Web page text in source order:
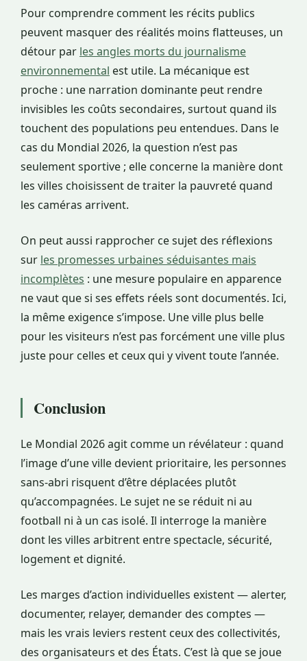
Pour comprendre comment les récits publics
peuvent masquer des réalités moins flatteuses, un
détour par les angles morts du journalisme
environnemental est utile. La mécanique est
proche : une narration dominante peut rendre
invisibles les coûts secondaires, surtout quand ils
touchent des populations peu entendues. Dans le
cas du Mondial 2026, la question n’est pas
seulement sportive ; elle concerne la manière dont
les villes choisissent de traiter la pauvreté quand
les caméras arrivent.
On peut aussi rapprocher ce sujet des réflexions
sur les promesses urbaines séduisantes mais
incomplètes : une mesure populaire en apparence
ne vaut que si ses effets réels sont documentés. Ici,
la même exigence s’impose. Une ville plus belle
pour les visiteurs n’est pas forcément une ville plus
juste pour celles et ceux qui y vivent toute l’année.
Conclusion
Le Mondial 2026 agit comme un révélateur : quand
l’image d’une ville devient prioritaire, les personnes
sans-abri risquent d’être déplacées plutôt
qu’accompagnées. Le sujet ne se réduit ni au
football ni à un cas isolé. Il interroge la manière
dont les villes arbitrent entre spectacle, sécurité,
logement et dignité.
Les marges d’action individuelles existent — alerter,
documenter, relayer, demander des comptes —
mais les vrais leviers restent ceux des collectivités,
des organisateurs et des États. C’est là que se joue